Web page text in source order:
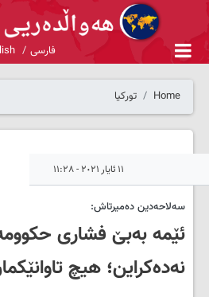
فارسی
Home تورکیا
١١ ئایار ٢٠٢١ - ١١:٢٨
سەلاحەدین دەمیرتاش:
ئێمە بەبێ فشاری
نەدەکراین؛ هیچ